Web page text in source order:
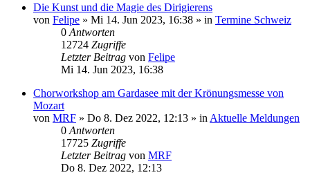
Die Kunst und die Magie des Dirigierens
von Felipe » Mi 14. Jun 2023, 16:38 » in Termine Schweiz
0 Antworten
12724 Zugriffe
Letzter Beitrag von Felipe
Mi 14. Jun 2023, 16:38
Chorworkshop am Gardasee mit der Krönungsmesse von
Mozart
von MRF » Do 8. Dez 2022, 12:13 » in Aktuelle Meldungen
0 Antworten
17725 Zugriffe
Letzter Beitrag von MRF
Do 8. Dez 2022, 12:13